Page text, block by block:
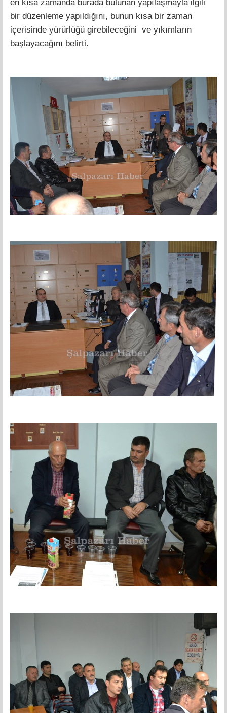
en kısa zamanda burada bulunan yapılaşmayla ilgili
bir düzenleme yapıldığını, bunun kısa bir zaman
içerisinde yürürlüğü girebileceğini ve yıkımların
başlayacağını belirti.